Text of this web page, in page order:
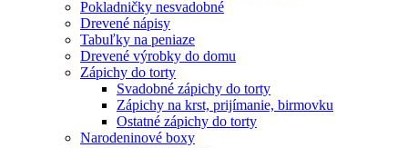
Pokladničky nesvadobné
Drevené nápisy
Tabuľky na peniaze
Drevené výrobky do domu
Zápichy do torty
Svadobné zápichy do torty
Zápichy na krst, prijímanie, birmovku
Ostatné zápichy do torty
Narodeninové boxy